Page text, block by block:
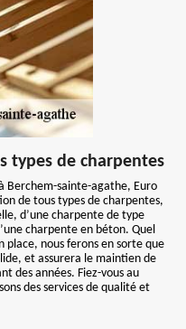
types de charpentes
Berchem-sainte-agathe, Euro
de tous types de charpentes,
d’une charpente de type
charpente en béton. Quel
nous ferons en sorte que
et assurera le maintien de
des années. Fiez-vous au
des services de qualité et